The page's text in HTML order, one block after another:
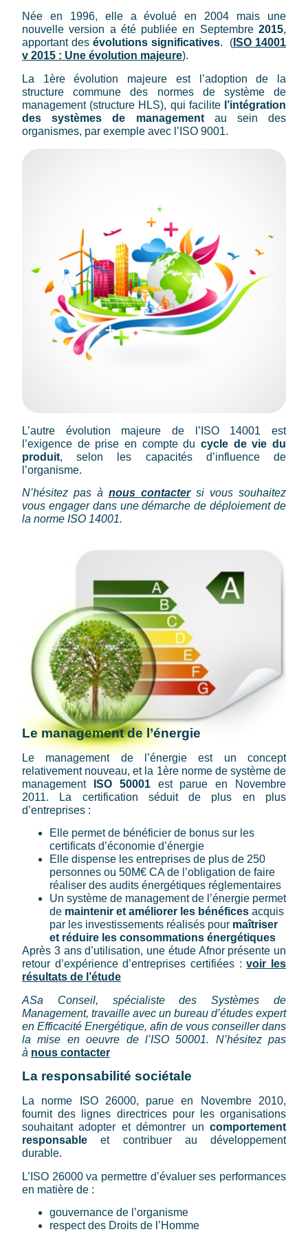
Née en 1996, elle a évolué en 2004 mais une
nouvelle version a été publiée en Septembre2015,
apportant des évolutions significatives. ( ISO 14001
v 2015 : Une évolution majeure).
La 1ère évolution majeure est l’adoption de la
structure commune des normes de système de
management (structure HLS), qui facilite l’intégration
des systèmes de managementau sein des
organismes, par exemple avec l’ISO 9001.
L’autre évolution majeure de l’ISO 14001 est
l’exigence de prise en compte du cycle de vie du
produit, selon les capacités d’influence de
l’organisme.
N’hésitez pas à nous contactersi vous souhaitez
vous engager dans une démarche de déploiement de
la norme ISO 14001.
Le management de l’énergie
Le management de l’énergie est un concept
relativement nouveau, et la 1ère norme de système de
management
ISO 50001est parue en Novembre
2011. La certification séduit de plus en plus
d’entreprises :
Elle permet de bénéficier de bonus sur les
certificats d’économie d’énergie
Elle dispense les entreprises de plus de 250
personnes ou 50M€ CA de l’obligation de faire
réaliser des audits énergétiques réglementaires
Un système de management de l’énergie permet
de maintenir et améliorer les bénéfices acquis
par les investissements réalisés pour maîtriser
et réduire les consommations énergétiques
Après 3 ans d’utilisation, une étude Afnor présente un
retour d’expérience d’entreprises certifiées :voir les
résultats de l’étude
ASa Conseil, spécialiste des Systèmes de
Management, travaille avec un bureau d’études expert
en Efficacité Energétique, afin de vous conseiller dans
la mise en oeuvre de l’ISO 50001. N’hésitez pas
à nous contacter
La responsabilité sociétale
La norme ISO 26000, parue en Novembre 2010,
fournit des lignes directrices pour les organisations
souhaitant adopter et démontrer un comportement
responsable et contribuer au développement
durable.
L’ISO 26000 va permettre d’évaluer ses performances
en matière de :
gouvernance de l’organisme
respect des Droits de l’Homme